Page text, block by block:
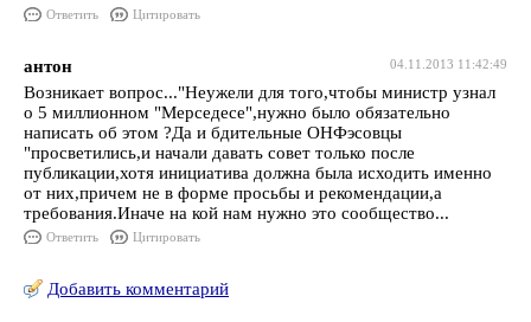
Ответить Цитировать
04.11.2013 11:42:49
антон
Возникает вопрос..."Неужели для того,чтобы министр узнал
о 5 миллионном "Мерседесе",нужно было обязательно
написать об этом ?Да и бдительные ОНФэсовцы
"просветились,и начали давать совет только после
публикации,хотя инициатива должна была исходить именно
от них,причем не в форме просьбы и рекомендации,а
требования.Иначе на кой нам нужно это сообщество...
Ответить Цитировать
Добавить комментарий